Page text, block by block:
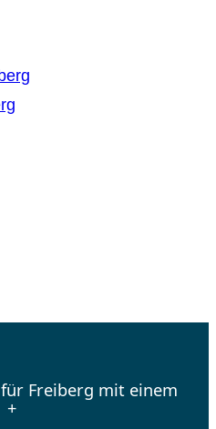
Freiberg mit einem
+